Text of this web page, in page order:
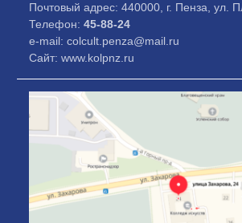
Почтовый адрес: 440000, г. Пенза, ул.
Телефон:45-88-24
e-mail: colcult.penza@mail.ru
Сайт: www.kolpnz.ru